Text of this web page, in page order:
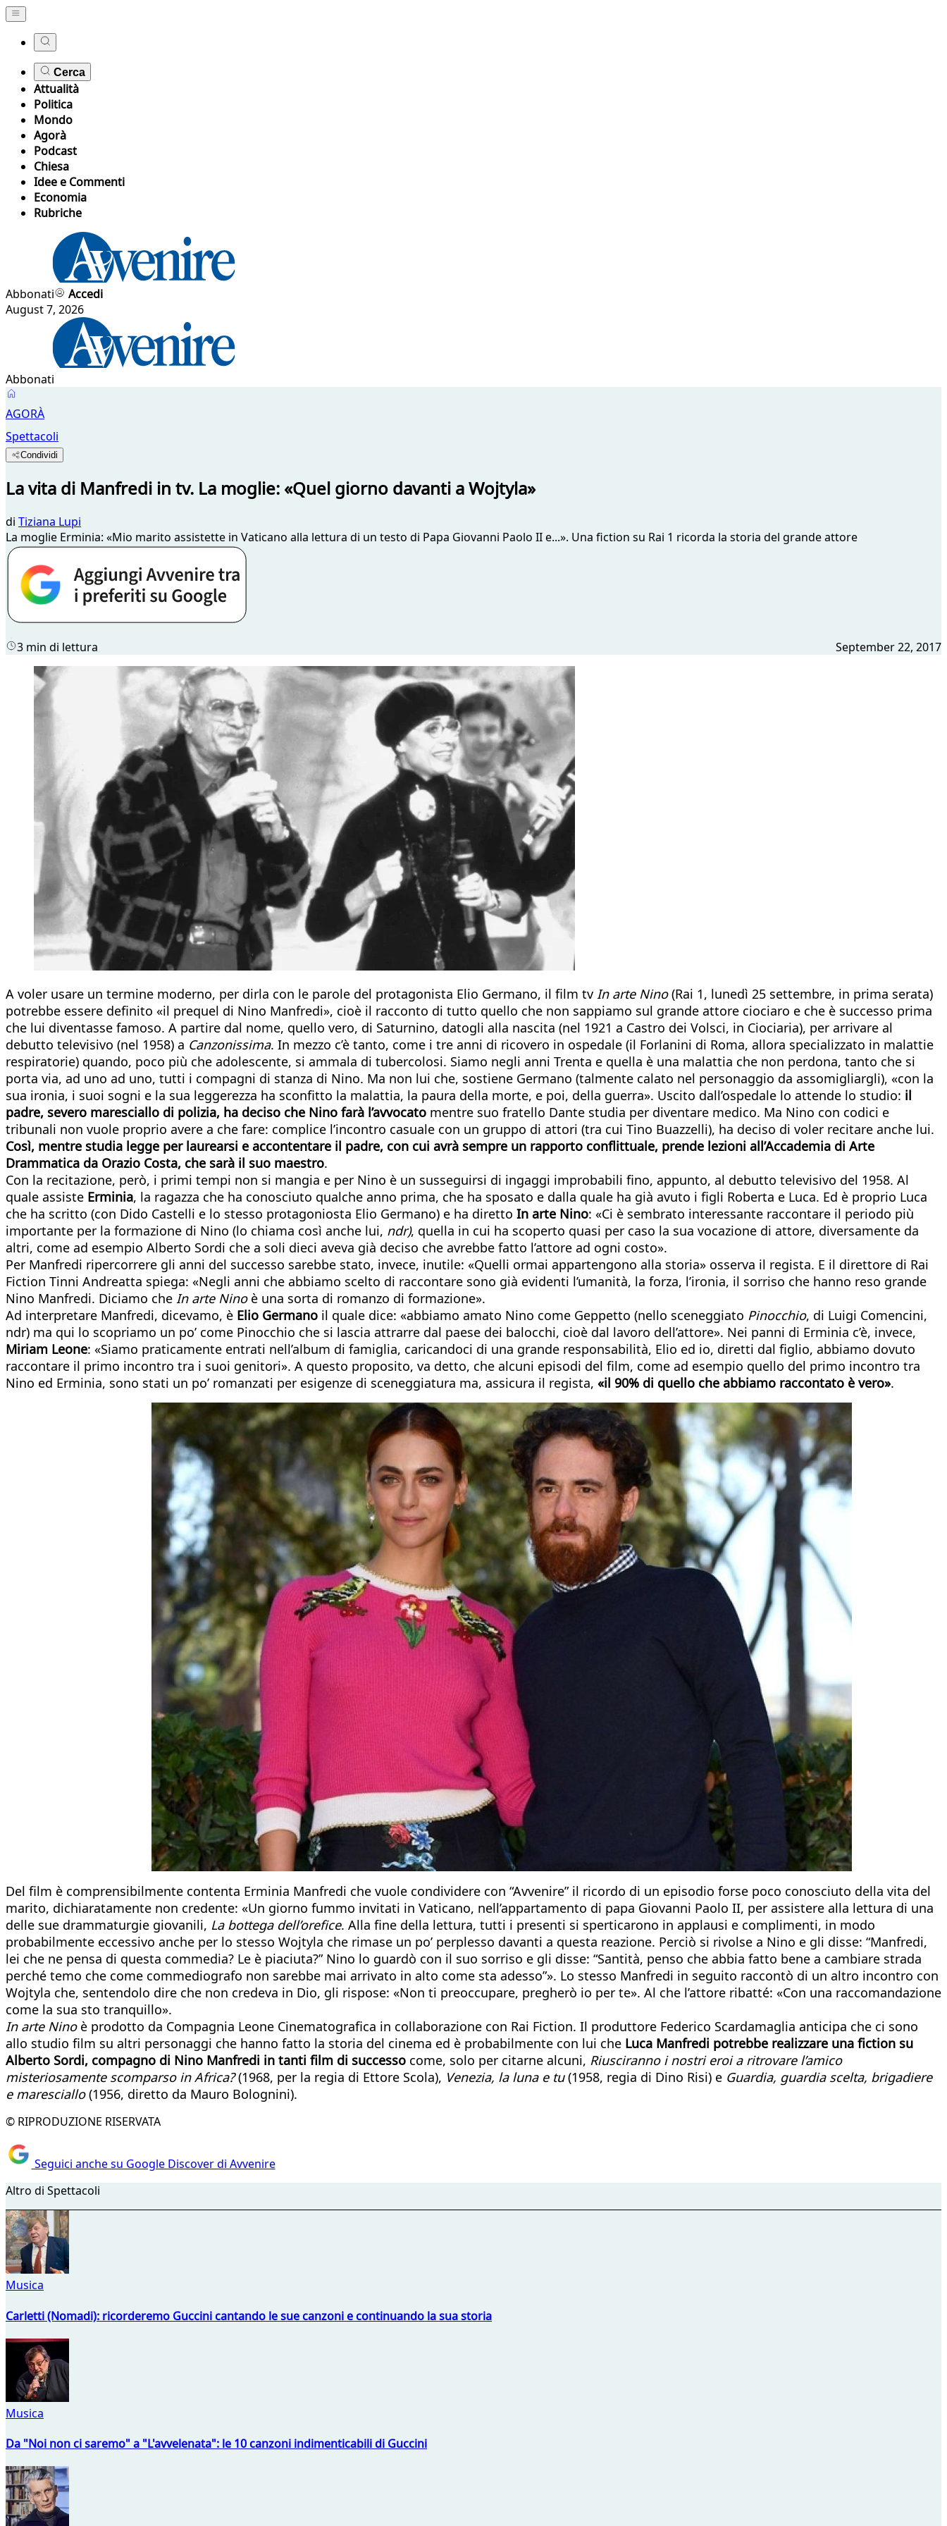
Cerca
Attualità
Politica
Mondo
Agorà
Podcast
Chiesa
Idee e Commenti
Economia
Rubriche
Abbonati
Accedi
August 7, 2026
Abbonati
AGORÀ
Spettacoli
Condividi
La vita di Manfredi in tv. La moglie: «Quel giorno davanti a Wojtyla»
di Tiziana Lupi
La moglie Erminia: «Mio marito assistette in Vaticano alla lettura di un testo di Papa Giovanni Paolo II e...». Una fiction su Rai 1 ricorda la storia del grande attore
3 min di lettura September 22, 2017
A voler usare un termine moderno, per dirla con le parole del protagonista Elio Germano, il film tv In arte Nino(Rai 1, lunedì 25 settembre, in prima serata)
potrebbe essere definito «il prequel di Nino Manfredi», cioè il racconto di tutto quello che non sappiamo sul grande attore ciociaro e che è successo prima
che lui diventasse famoso. A partire dal nome, quello vero, di Saturnino, datogli alla nascita (nel 1921 a Castro dei Volsci, in Ciociaria), per arrivare al
debutto televisivo (nel 1958) a Canzonissima. In mezzo c’è tanto, come i tre anni di ricovero in ospedale (il Forlanini di Roma, allora specializzato in malattie
respiratorie) quando, poco più che adolescente, si ammala di tubercolosi. Siamo negli anni Trenta e quella è una malattia che non perdona, tanto che si
porta via, ad uno ad uno, tutti i compagni di stanza di Nino. Ma non lui che, sostiene Germano (talmente calato nel personaggio da assomigliargli), «con la
sua ironia, i suoi sogni e la sua leggerezza ha sconfitto la malattia, la paura della morte, e poi, della guerra». Uscito dall’ospedale lo attende lo studio: il
padre, severo maresciallo di polizia, ha deciso che Nino farà l’avvocato mentre suo fratello Dante studia per diventare medico. Ma Nino con codici e
tribunali non vuole proprio avere a che fare: complice l’incontro casuale con un gruppo di attori (tra cui Tino Buazzelli), ha deciso di voler recitare anche lui.
Così, mentre studia legge per laurearsi e accontentare il padre, con cui avrà sempre un rapporto conflittuale, prende lezioni all’Accademia di Arte
Drammatica da Orazio Costa, che sarà il suo maestro.
Con la recitazione, però, i primi tempi non si mangia e per Nino è un susseguirsi di ingaggi improbabili fino, appunto, al debutto televisivo del 1958. Al
quale assiste Erminia, la ragazza che ha conosciuto qualche anno prima, che ha sposato e dalla quale ha già avuto i figli Roberta e Luca. Ed è proprio Luca
che ha scritto (con Dido Castelli e lo stesso protagoniosta Elio Germano) e ha diretto In arte Nino: «Ci è sembrato interessante raccontare il periodo più
importante per la formazione di Nino (lo chiama così anche lui, ndr), quella in cui ha scoperto quasi per caso la sua vocazione di attore, diversamente da
altri, come ad esempio Alberto Sordi che a soli dieci aveva già deciso che avrebbe fatto l’attore ad ogni costo».
Per Manfredi ripercorrere gli anni del successo sarebbe stato, invece, inutile: «Quelli ormai appartengono alla storia» osserva il regista. E il direttore di Rai
Fiction Tinni Andreatta spiega: «Negli anni che abbiamo scelto di raccontare sono già evidenti l’umanità, la forza, l’ironia, il sorriso che hanno reso grande
Nino Manfredi. Diciamo che In arte Ninoè una sorta di romanzo di formazione».
Ad interpretare Manfredi, dicevamo, è Elio Germano il quale dice: «abbiamo amato Nino come Geppetto (nello sceneggiato Pinocchio, di Luigi Comencini,
ndr) ma qui lo scopriamo un po’ come Pinocchio che si lascia attrarre dal paese dei balocchi, cioè dal lavoro dell’attore». Nei panni di Erminia c’è, invece,
Miriam Leone: «Siamo praticamente entrati nell’album di famiglia, caricandoci di una grande responsabilità, Elio ed io, diretti dal figlio, abbiamo dovuto
raccontare il primo incontro tra i suoi genitori». A questo proposito, va detto, che alcuni episodi del film, come ad esempio quello del primo incontro tra
Nino ed Erminia, sono stati un po’ romanzati per esigenze di sceneggiatura ma, assicura il regista, «il 90% di quello che abbiamo raccontato è vero».
Del film è comprensibilmente contenta Erminia Manfredi che vuole condividere con “Avvenire” il ricordo di un episodio forse poco conosciuto della vita del
marito, dichiaratamente non credente: «Un giorno fummo invitati in Vaticano, nell’appartamento di papa Giovanni Paolo II, per assistere alla lettura di una
delle sue drammaturgie giovanili, La bottega dell’orefice. Alla fine della lettura, tutti i presenti si sperticarono in applausi e complimenti, in modo
probabilmente eccessivo anche per lo stesso Wojtyla che rimase un po’ perplesso davanti a questa reazione. Perciò si rivolse a Nino e gli disse: “Manfredi,
lei che ne pensa di questa commedia? Le è piaciuta?” Nino lo guardò con il suo sorriso e gli disse: “Santità, penso che abbia fatto bene a cambiare strada
perché temo che come commediografo non sarebbe mai arrivato in alto come sta adesso”». Lo stesso Manfredi in seguito raccontò di un altro incontro con
Wojtyla che, sentendolo dire che non credeva in Dio, gli rispose: «Non ti preoccupare, pregherò io per te». Al che l’attore ribatté: «Con una raccomandazione
come la sua sto tranquillo».
In arte Ninoè prodotto da Compagnia Leone Cinematografica in collaborazione con Rai Fiction. Il produttore Federico Scardamaglia anticipa che ci sono
allo studio film su altri personaggi che hanno fatto la storia del cinema ed è probabilmente con lui che Luca Manfredi potrebbe realizzare una fiction su
Alberto Sordi, compagno di Nino Manfredi in tanti film di successo come, solo per citarne alcuni, Riusciranno i nostri eroi a ritrovare l’amico
misteriosamente scomparso in Africa?(1968, per la regia di Ettore Scola), Venezia, la luna e tu(1958, regia di Dino Risi) e Guardia, guardia scelta, brigadiere
e maresciallo(1956, diretto da Mauro Bolognini).
© RIPRODUZIONE RISERVATA
Seguici anche su Google Discover di Avvenire
Altro di Spettacoli
Musica
Carletti (Nomadi): ricorderemo Guccini cantando le sue canzoni e continuando la sua storia
Musica
Da "Noi non ci saremo" a "L'avvelenata": le 10 canzoni indimenticabili di Guccini